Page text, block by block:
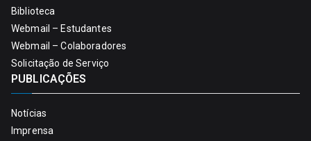
Biblioteca
Webmail – Estudantes
Webmail – Colaboradores
Solicitação de Serviço
PUBLICAÇÕES
Notícias
Imprensa